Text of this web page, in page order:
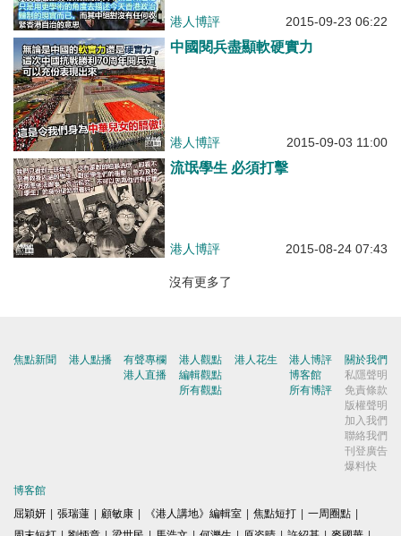
港人博評 2015-09-23 06:22
中國閱兵盡顯軟硬實力
港人博評 2015-09-03 11:00
流氓學生 必須打擊
港人博評 2015-08-24 07:43
沒有更多了
焦點新聞 港人點播
有聲專欄
港人直播
港人觀點
編輯觀點
所有觀點
港人花生
港人博評
博客館
所有博評
關於我們
私隱聲明
免責條款
版權聲明
加入我們
聯絡我們
刊登廣告
爆料快
博客館
屈穎妍
張瑞蓮 顧敏康 《港人講地》編輯室 焦點短打 一周圈點